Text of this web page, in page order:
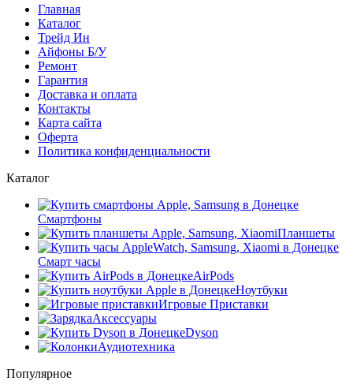
Главная
Каталог
Трейд Ин
Айфоны Б/У
Ремонт
Гарантия
Доставка и оплата
Контакты
Карта сайта
Оферта
Политика конфиденциальности
Каталог
Смартфоны
Планшеты
Смарт часы
AirPods
Ноутбуки
Игровые Приставки
Аксессуары
Dyson
Аудиотехника
Популярное